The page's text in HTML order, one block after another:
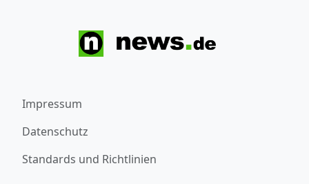
Impressum
Datenschutz
Standards und Richtlinien